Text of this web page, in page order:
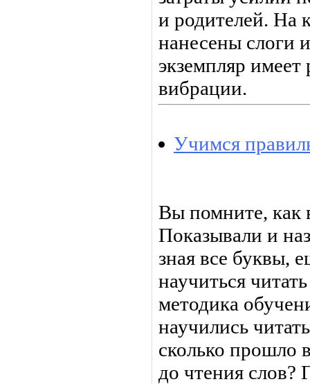
и родителей. На
нанесены слоги
экземпляр имеет
вибрации.
Учимся
Вы помните, как
Показывали и
зная все буквы,
научиться
методика
научились
сколько прошло
до чтения слов?